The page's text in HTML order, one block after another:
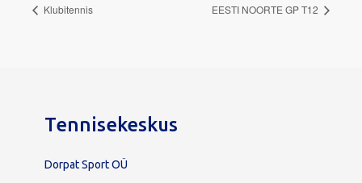
Klubitennis EESTI NOORTE GP T12
Tennisekeskus
Dorpat Sport OÜ